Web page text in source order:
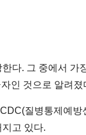
다. 그 중에서 가
인 것으로 알려졌
질병통제예방
고 있다.